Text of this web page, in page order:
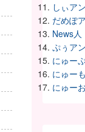
しぃア
だめぽ
News人
ぷぅア
にゅー
にゅー
にゅー